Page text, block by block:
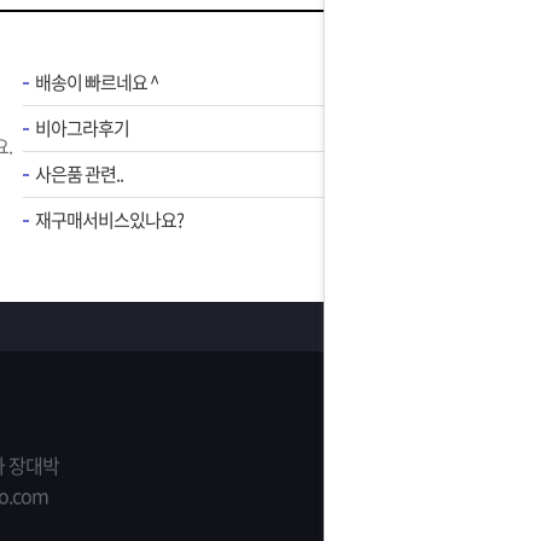
.
배송이 빠르네요 ^
비아그라후기
사은품 관련..
재구매서비스있나요?
장대박